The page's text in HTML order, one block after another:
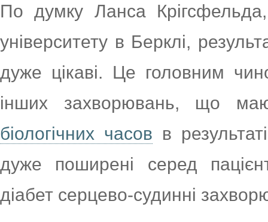
По думку Ланса
університету в Берклі,
дуже цікаві. Це головним
інших захворювань, що
біологічних часов в
дуже поширені серед
діабет серцево-судинні